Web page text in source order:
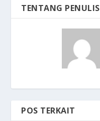
TENTANG PENULIS
POS TERKAIT